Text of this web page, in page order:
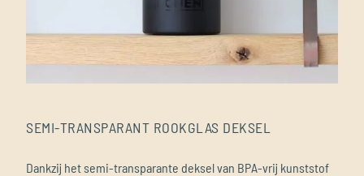
SEMI-TRANSPARANT ROOKGLAS DEKSEL
Dankzij het semi-transparante deksel van BPA-vrij kunststof